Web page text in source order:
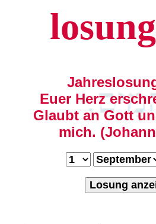
Euer Herz
Glaubt an Gott
mich.
Losung